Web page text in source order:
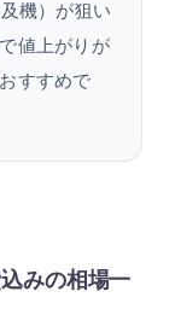
機）が狙い
値上がりが
すすめで
みの相場一